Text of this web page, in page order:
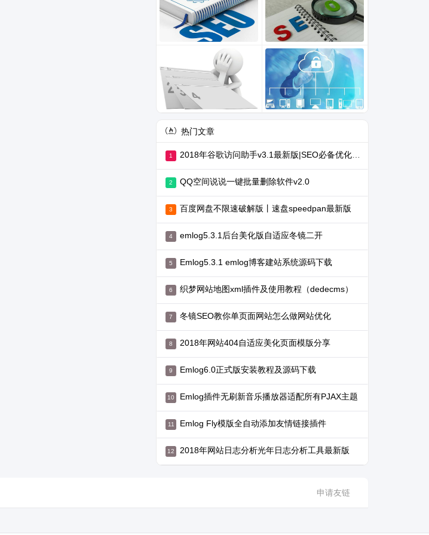
热门文章
2018年谷歌访问助手v3.1最新版|SEO必备优化工具
QQ空间说说一键批量删除软件v2.0
百度网盘不限速破解版丨速盘speedpan最新版
emlog5.3.1后台美化版自适应冬镜二开
Emlog5.3.1 emlog博客建站系统源码下载
织梦网站地图xml插件及使用教程（dedecms）
冬镜SEO教你单页面网站怎么做网站优化
2018年网站404自适应美化页面模版分享
Emlog6.0正式版安装教程及源码下载
Emlog插件无刷新音乐播放器适配所有PJAX主题
Emlog Fly模版全自动添加友情链接插件
2018年网站日志分析光年日志分析工具最新版
申请友链